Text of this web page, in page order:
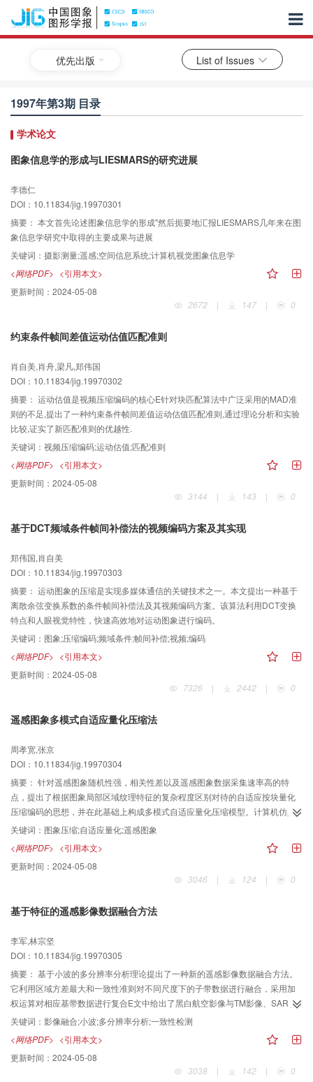
优先出版 List of Issues
1997年第3期 目录
学术论文
图象信息学的形成与LIESMARS的研究进展
李德仁
DOI：10.11834/jig.19970301
摘要： 本文首先论述图象信息学的形成"然后扼要地汇报LIESMARS几年来在图
象信息学研究中取得的主要成果与进展
关键词： 摄影测量;遥感;空间信息系统;计算机视觉图象信息学
<网络PDF> <引用本文>
更新时间： 2024-05-08
2672
| 147 | 0
约束条件帧间差值运动估值匹配准则
肖自美,肖舟,梁凡,郑伟国
DOI：10.11834/jig.19970302
摘要： 运动估值是视频压缩编码的核心E针对块匹配算法中广泛采用的MAD准
则的不足,提出了一种约束条件帧间差值运动估值匹配准则,通过理论分析和实验
比较,证实了新匹配准则的优越性.
关键词： 视频压缩编码;运动估值;匹配准则
<网络PDF> <引用本文>
更新时间： 2024-05-08
3144
| 143 | 0
基于DCT频域条件帧间补偿法的视频编码方案及其实现
郑伟国,肖自美
DOI：10.11834/jig.19970303
摘要： 运动图象的压缩是实现多媒体通信的关键技术之一。本文提出一种基于
离散余弦变换系数的条件帧间补偿法及其视频编码方案。该算法利用DCT变换
特点和人眼视觉特性，快速高效地对运动图象进行编码。
关键词： 图象;压缩编码;频域条件;帧间补偿;视频;编码
<网络PDF> <引用本文>
更新时间： 2024-05-08
7326
| 2442 | 0
遥感图象多模式自适应量化压缩法
周孝宽,张京
DOI：10.11834/jig.19970304
摘要： 针对遥感图象随机性强，相关性差以及遥感图象数据采集速率高的特
点，提出了根据图象局部区域纹理特征的复杂程度区别对待的自适应按块量化
压缩编码的思想，并在此基础上构成多模式自适应量化压缩模型。计算机仿真
结果表明，在压缩比为4的条件下，上述模型的压缩速度与恢复图象精度均明显
关键词： 图象压缩;自适应量化;遥感图象
<网络PDF> <引用本文>
更新时间： 2024-05-08
3046
| 124 | 0
基于特征的遥感影像数据融合方法
李军,林宗坚
DOI：10.11834/jig.19970305
摘要： 基于小波的多分辨率分析理论提出了一种新的遥感影像数据融合方法。
它利用区域方差最大和一致性准则对不同尺度下的子带数据进行融合，采用加
权运算对相应基带数据进行复合E文中给出了黑白航空影像与TM影像、SAR影
像的融合结果E通过与基于像素平均的融合方法比较，证明了本方法具有良好的
关键词： 影像融合;小波;多分辨率分析;一致性检测
<网络PDF> <引用本文>
更新时间： 2024-05-08
3038
| 142 | 0